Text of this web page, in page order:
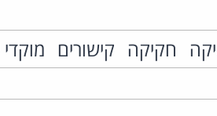
חקיקה קישורים